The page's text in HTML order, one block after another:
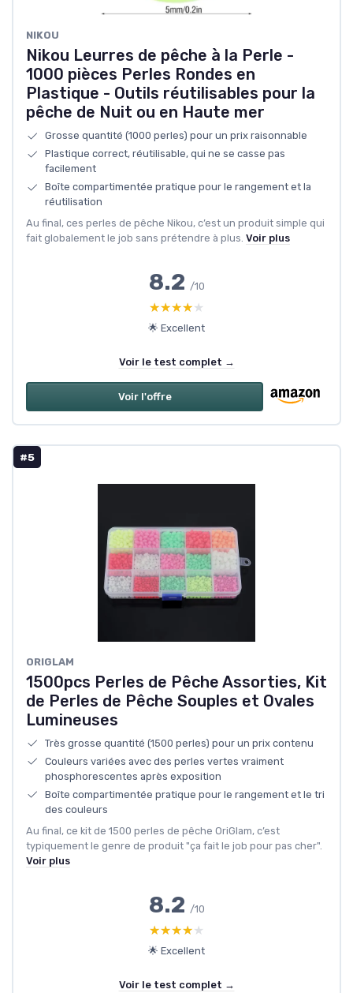
NIKOU
Nikou Leurres de pêche à la Perle -
1000 pièces Perles Rondes en
Plastique - Outils réutilisables pour la
pêche de Nuit ou en Haute mer
Grosse quantité (1000 perles) pour un prix raisonnable
Plastique correct, réutilisable, qui ne se casse pas
facilement
Boîte compartimentée pratique pour le rangement et la
réutilisation
Au final, ces perles de pêche Nikou, c’est un produit simple qui
fait globalement le job sans prétendre à plus. Voir plus
8.2 /10
★★★★★
★★★★★
🌟 Excellent
Voir le test complet →
Voir l'offre
#5
ORIGLAM
1500pcs Perles de Pêche Assorties, Kit
de Perles de Pêche Souples et Ovales
Lumineuses
Très grosse quantité (1500 perles) pour un prix contenu
Couleurs variées avec des perles vertes vraiment
phosphorescentes après exposition
Boîte compartimentée pratique pour le rangement et le tri
des couleurs
Au final, ce kit de 1500 perles de pêche OriGlam, c’est
typiquement le genre de produit "ça fait le job pour pas cher".
Voir plus
8.2 /10
★★★★★
★★★★★
🌟 Excellent
Voir le test complet →